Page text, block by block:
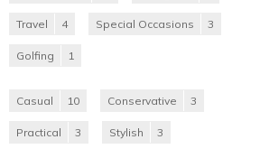
Travel 4 Special Occasions 3
Golfing 1
Casual 10 Conservative 3
Practical 3 Stylish 3